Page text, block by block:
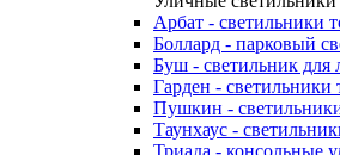
Арбат - светильники
Боллард - парковый
Буш - светильник для
Гарден -
Пушкин -
Таунхаус -
Триада - консольные